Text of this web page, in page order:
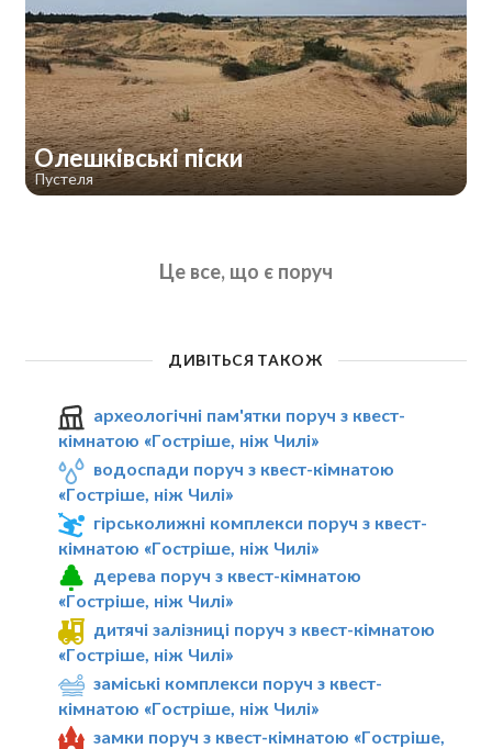
Олешківські піски
Пустеля
Це все, що є поруч
ДИВІТЬСЯ ТАКОЖ
археологічні пам'ятки поруч з квест-
кімнатою «Гостріше, ніж Чилі»
водоспади поруч з квест-кімнатою
«Гостріше, ніж Чилі»
гірськолижні комплекси поруч з квест-
кімнатою «Гостріше, ніж Чилі»
дерева поруч з квест-кімнатою
«Гостріше, ніж Чилі»
дитячі залізниці поруч з квест-кімнатою
«Гостріше, ніж Чилі»
заміські комплекси поруч з квест-
кімнатою «Гостріше, ніж Чилі»
замки поруч з квест-кімнатою «Гостріше,